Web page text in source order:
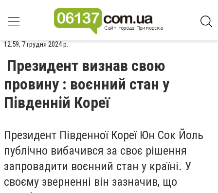
12:59, 7 грудня 2024 р.
Президент визнав свою
провину : воєнний стан у
Південній Кореї
Президент Південної Кореї Юн Сок Йоль
публічно вибачився за своє рішення
запровадити воєнний стан у країні. У
своєму зверненні він зазначив, що